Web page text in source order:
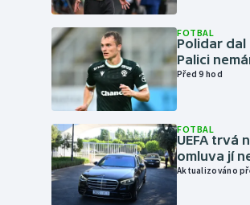
FOTBAL
Polidar
Palici
Před 9 hod
FOTBAL
UEFA trvá
omluva jí
Aktualizováno